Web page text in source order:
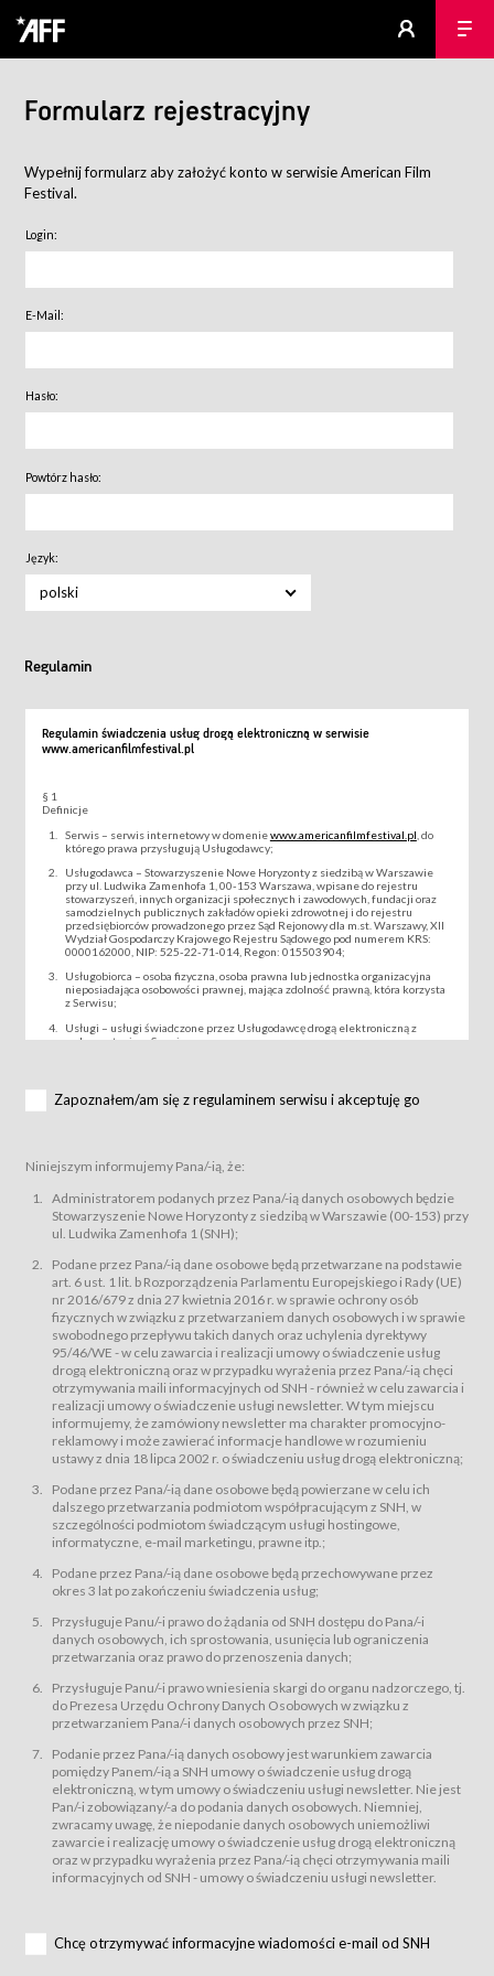
Formularz rejestracyjny
Wypełnij formularz aby założyć konto w serwisie American Film
Festival.
Login:
E-Mail:
Hasło:
Powtórz hasło:
Język:
polski
Regulamin
Regulamin świadczenia usług drogą elektroniczną w serwisie
www.americanfilmfestival.pl
§ 1
Definicje
Serwis – serwis internetowy w domeniewww.americanfilmfestival.pl , do
którego prawa przysługują Usługodawcy;
Usługodawca – Stowarzyszenie Nowe Horyzonty z siedzibą w Warszawie
przy ul. Ludwika Zamenhofa 1, 00-153 Warszawa, wpisane do rejestru
stowarzyszeń, innych organizacji społecznych i zawodowych, fundacji oraz
samodzielnych publicznych zakładów opieki zdrowotnej i do rejestru
przedsiębiorców prowadzonego przez Sąd Rejonowy dla m.st. Warszawy, XII
Wydział Gospodarczy Krajowego Rejestru Sądowego pod numerem KRS:
0000162000, NIP: 525-22-71-014, Regon: 015503904;
Usługobiorca – osoba fizyczna, osoba prawna lub jednostka organizacyjna
nieposiadająca osobowości prawnej, mająca zdolność prawną, która korzysta
z Serwisu;
Usługi – usługi świadczone przez Usługodawcę drogą elektroniczną z
wykorzystaniem Serwisu;
za pośrednictwem Serwisu;
podmiotom z branży mediów i filmowej (Akredytacje);
Bilety – wybrane dokumenty potwierdzające zawarcie umowy z
Usługodawcą i uprawniające do wzięcia udziału w Wydarzeniu,
przewidziane przez Usługodawcę dla danego Wydarzenia, tj. uprawniające
do uczestnictwa w wielu albo w pojedynczych seansach filmowych,
Sklep – sklep internetowy prowadzony przez Usługodawcę w Serwisie;
Regulamin – niniejszy regulamin.
§ 2
Postanowienia ogólne
Regulamin określa zasady:
świadczenia Usługobiorcom Usług przez Usługodawcę, z
zastrzeżeniem usług, o których mowa w ust. 2 pkt. 4 i 5 poniżej, których
zasady świadczenia precyzują odrębne regulaminy,
przetwarzania przez Usługodawcę danych osobowych Usługobiorców
będących osobami fizycznymi.
świadczy Usługi drogą elektroniczną w rozumieniu ustawy z dnia 18 lipca
2002 r. o świadczeniu usług drogą elektroniczną (Dz.U. z 2002 r., Nr 144, poz.
1204, z późń. zm.). Usługi świadczone są nieodpłatnie.
usługę przeglądania i odczytywania przez Usługobiorców materiałów
zamieszczanych w Serwisie,
usługę utrzymywania konta użytkownika w Serwisie,
usługę newsletter,
usługę zawierania na odległość umów nabycia Karnetów i Biletów,
usługę zawierania na odległość umów sprzedaży w Sklepie.
dnia 18 lipca 2002 r. o świadczeniu usług drogą elektroniczną (Dz.U. z 2002
r., Nr 144, poz. 1204, z późń. zm.). Usługi świadczone są nieodpłatnie.
Na zasadach określonych w Regulaminie dostęp do Serwisu jest otwarty dla
Usługobiorca przed rozpoczęciem korzystania z Serwisu jest zobowiązany
zapoznać się z Regulaminem. Założenie konta w Serwisie oraz zamówienie
usługi newsletter za pośrednictwem przeznaczonego do tego formularza
zamieszczonego na stronach Serwisu dostępnych dla wszystkich
Usługobiorców wymaga akceptacji postanowień Regulaminu.
Usługobiorca zobowiązany jest do przestrzegania postanowień Regulaminu
od chwili rozpoczęcia korzystania z Serwisu.
Regulamin jest udostępniony Usługobiorcom nieodpłatnie za
Warunki techniczne korzystania z Usług
Zapoznałem/am się z regulaminem serwisu i akceptuję go
Niniejszym informujemy Pana/-ią, że:
Administratorem podanych przez Pana/-ią danych osobowych będzie
Stowarzyszenie Nowe Horyzonty z siedzibą w Warszawie (00-153) przy
ul. Ludwika Zamenhofa 1 (SNH);
Podane przez Pana/-ią dane osobowe będą przetwarzane na podstawie
art. 6 ust. 1 lit. b Rozporządzenia Parlamentu Europejskiego i Rady (UE)
nr 2016/679 z dnia 27 kwietnia 2016 r. w sprawie ochrony osób
fizycznych w związku z przetwarzaniem danych osobowych i w sprawie
swobodnego przepływu takich danych oraz uchylenia dyrektywy
95/46/WE - w celu zawarcia i realizacji umowy o świadczenie usług
drogą elektroniczną oraz w przypadku wyrażenia przez Pana/-ią chęci
otrzymywania maili informacyjnych od SNH - również w celu zawarcia i
realizacji umowy o świadczenie usługi newsletter. W tym miejscu
informujemy, że zamówiony newsletter ma charakter promocyjno-
reklamowy i może zawierać informacje handlowe w rozumieniu
ustawy z dnia 18 lipca 2002 r. o świadczeniu usług drogą elektroniczną;
Podane przez Pana/-ią dane osobowe będą powierzane w celu ich
dalszego przetwarzania podmiotom współpracującym z SNH, w
szczególności podmiotom świadczącym usługi hostingowe,
informatyczne, e-mail marketingu, prawne itp.;
Podane przez Pana/-ią dane osobowe będą przechowywane przez
okres 3 lat po zakończeniu świadczenia usług;
Przysługuje Panu/-i prawo do żądania od SNH dostępu do Pana/-i
danych osobowych, ich sprostowania, usunięcia lub ograniczenia
przetwarzania oraz prawo do przenoszenia danych;
Przysługuje Panu/-i prawo wniesienia skargi do organu nadzorczego, tj.
do Prezesa Urzędu Ochrony Danych Osobowych w związku z
przetwarzaniem Pana/-i danych osobowych przez SNH;
Podanie przez Pana/-ią danych osobowy jest warunkiem zawarcia
pomiędzy Panem/-ią a SNH umowy o świadczenie usług drogą
elektroniczną, w tym umowy o świadczeniu usługi newsletter. Nie jest
Pan/-i zobowiązany/-a do podania danych osobowych. Niemniej,
zwracamy uwagę, że niepodanie danych osobowych uniemożliwi
zawarcie i realizację umowy o świadczenie usług drogą elektroniczną
oraz w przypadku wyrażenia przez Pana/-ią chęci otrzymywania maili
informacyjnych od SNH - umowy o świadczeniu usługi newsletter.
Chcę otrzymywać informacyjne wiadomości e-mail od SNH